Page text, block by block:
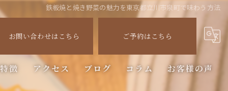
鉄板焼と焼き野菜の魅力を東京都立川市泉町で味わう方法
お問い合わせはこちら ご予約はこちら
徴 アクセス ブログ コラム お客様の声